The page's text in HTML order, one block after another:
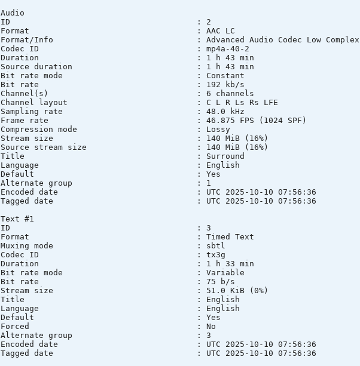
Audio
ID : 2
Format : AAC LC
Format/Info : Advanced Audio Codec Low
Codec ID : mp4a-40-2
Duration : 1 h 43 min
Source duration : 1 h 43 min
Bit rate mode : Constant
Bit rate : 192 kb/s
Channel(s) : 6 channels
Channel layout : C L R Ls Rs LFE
Sampling rate : 48.0 kHz
Frame rate : 46.875 FPS (1024 SPF)
Compression mode : Lossy
Stream size : 140 MiB (16%)
Source stream size : 140 MiB (16%)
Title : Surround
Language : English
Default : Yes
Alternate group : 1
Encoded date : UTC 2025-10-10 07:56:36
Tagged date : UTC 2025-10-10 07:56:36
Text #1
ID : 3
Format : Timed Text
Muxing mode : sbtl
Codec ID : tx3g
Duration : 1 h 33 min
Bit rate mode : Variable
Bit rate : 75 b/s
Stream size : 51.0 KiB (0%)
Title : English
Language : English
Default : Yes
Forced : No
Alternate group : 3
Encoded date : UTC 2025-10-10 07:56:36
Tagged date : UTC 2025-10-10 07:56:36